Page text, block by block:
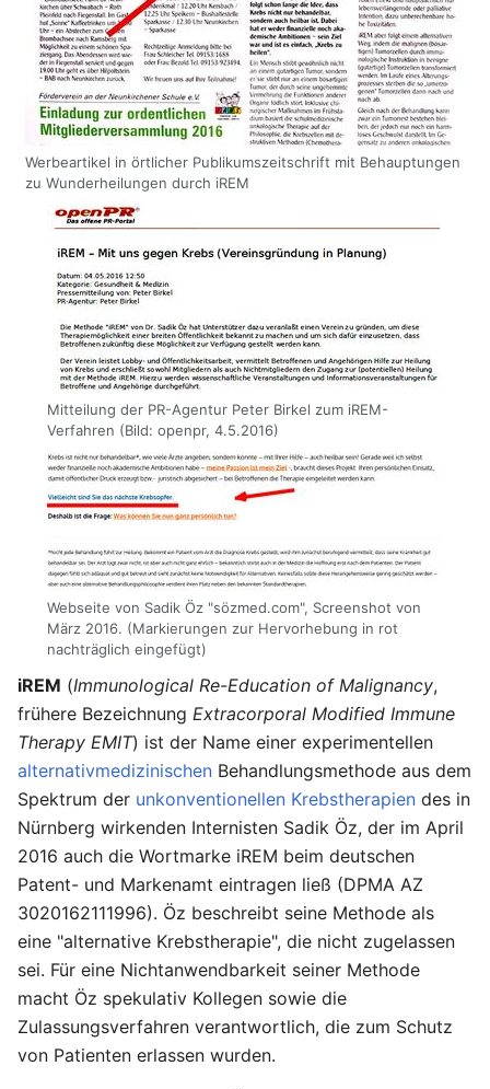
Werbeartikel in örtlicher Publikumszeitschrift mit Behauptungen
zu Wunderheilungen durch iREM
Mitteilung der PR-Agentur Peter Birkel zum iREM-
Verfahren (Bild: openpr, 4.5.2016)
Webseite von Sadik Öz "sözmed.com", Screenshot von
März 2016. (Markierungen zur Hervorhebung in rot
nachträglich eingefügt)
iREM (Immunological Re-Education of Malignancy,
frühere Bezeichnung Extracorporal Modified Immune
Therapy EMIT) ist der Name einer experimentellen
alternativmedizinischen Behandlungsmethode aus dem
Spektrum der unkonventionellen Krebstherapien des in
Nürnberg wirkenden Internisten Sadik Öz, der im April
2016 auch die Wortmarke iREM beim deutschen
Patent- und Markenamt eintragen ließ (DPMA AZ
3020162111996). Öz beschreibt seine Methode als
eine "alternative Krebstherapie", die nicht zugelassen
sei. Für eine Nichtanwendbarkeit seiner Methode
macht Öz spekulativ Kollegen sowie die
Zulassungsverfahren verantwortlich, die zum Schutz
von Patienten erlassen wurden.